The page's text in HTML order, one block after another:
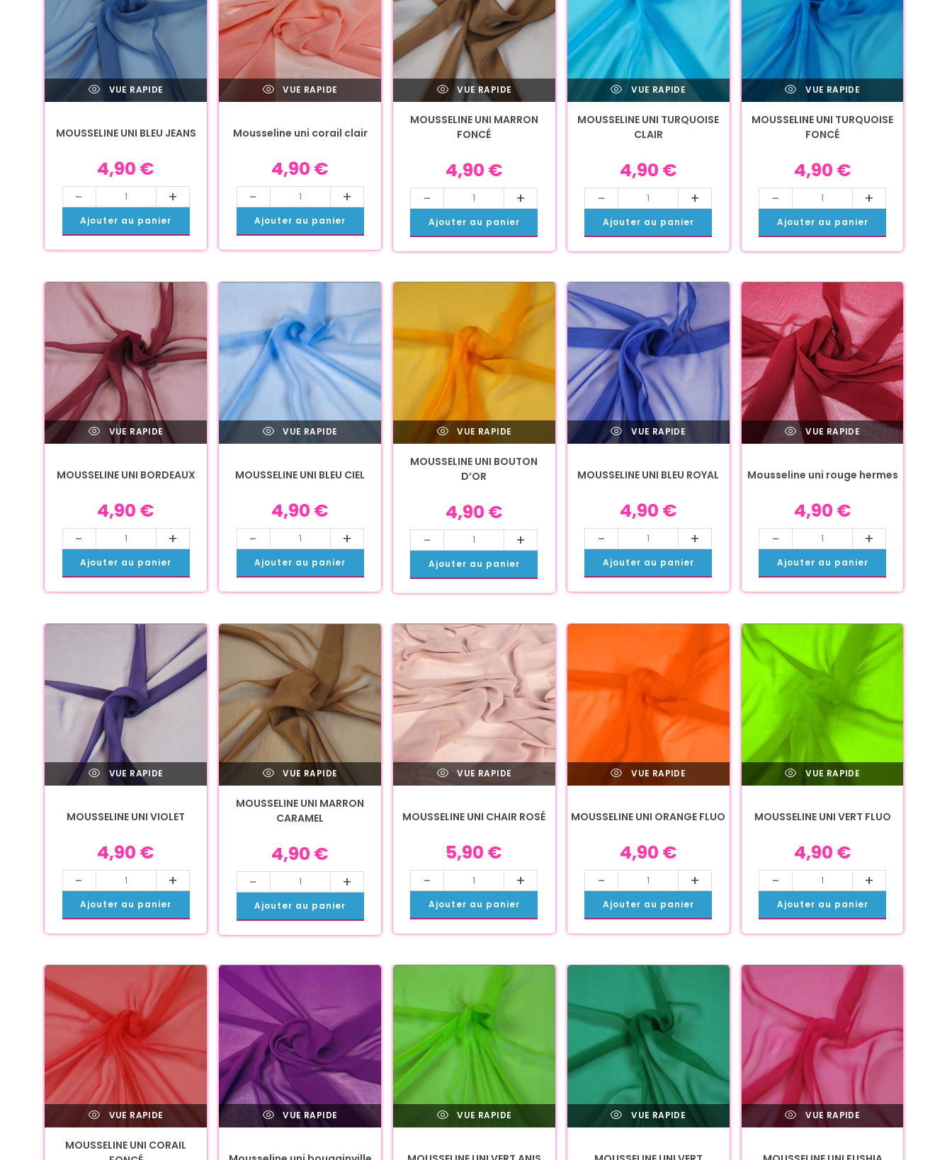
VUE RAPIDE
MOUSSELINE UNI BLEU JEANS
4,90 €
- +
Ajouter au panier
VUE RAPIDE
Mousseline uni corail clair
4,90 €
- +
Ajouter au panier
VUE RAPIDE
MOUSSELINE UNI MARRON
FONCÉ
4,90 €
- +
Ajouter au panier
VUE RAPIDE
MOUSSELINE UNI TURQUOISE
CLAIR
4,90 €
- +
Ajouter au panier
VUE RAPIDE
MOUSSELINE UNI TURQUOISE
FONCÉ
4,90 €
- +
Ajouter au panier
VUE RAPIDE
MOUSSELINE UNI BORDEAUX
4,90 €
- +
Ajouter au panier
VUE RAPIDE
MOUSSELINE UNI BLEU CIEL
4,90 €
- +
Ajouter au panier
VUE RAPIDE
MOUSSELINE UNI BOUTON
D’OR
4,90 €
- +
Ajouter au panier
VUE RAPIDE
MOUSSELINE UNI BLEU ROYAL
4,90 €
- +
Ajouter au panier
VUE RAPIDE
Mousseline uni rouge hermes
4,90 €
- +
Ajouter au panier
VUE RAPIDE
MOUSSELINE UNI VIOLET
4,90 €
- +
Ajouter au panier
VUE RAPIDE
MOUSSELINE UNI MARRON
CARAMEL
4,90 €
- +
Ajouter au panier
VUE RAPIDE
MOUSSELINE UNI CHAIR ROSÉ
5,90 €
- +
Ajouter au panier
VUE RAPIDE
MOUSSELINE UNI ORANGE FLUO
4,90 €
- +
Ajouter au panier
VUE RAPIDE
MOUSSELINE UNI VERT FLUO
4,90 €
- +
Ajouter au panier
VUE RAPIDE
MOUSSELINE UNI CORAIL
VUE RAPIDE VUE RAPIDE VUE RAPIDE VUE RAPIDE